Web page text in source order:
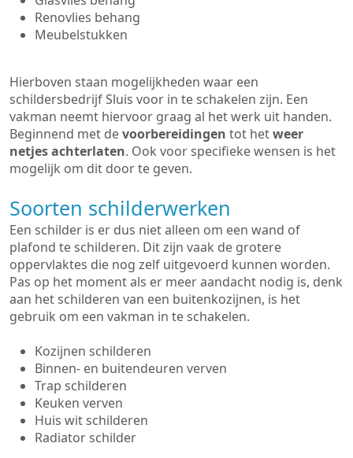
Renovlies behang
Meubelstukken
Hierboven staan mogelijkheden waar een
schildersbedrijf Sluis voor in te schakelen zijn. Een
vakman neemt hiervoor graag al het werk uit handen.
Beginnend met devoorbereidingen tot hetweer
netjes achterlaten. Ook voor specifieke wensen is het
mogelijk om dit door te geven.
Soorten schilderwerken
Een schilder is er dus niet alleen om een wand of
plafond te schilderen. Dit zijn vaak de grotere
oppervlaktes die nog zelf uitgevoerd kunnen worden.
Pas op het moment als er meer aandacht nodig is, denk
aan het schilderen van een buitenkozijnen, is het
gebruik om een vakman in te schakelen.
Kozijnen schilderen
Binnen- en buitendeuren verven
Trap schilderen
Keuken verven
Huis wit schilderen
Radiator schilder